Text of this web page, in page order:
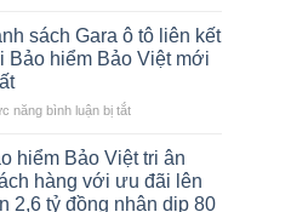
cho
người
đầu
hiểm
thân
vỏ
ô
của
Bảo
hiểm
sách Gara ô tô liên kết
Bảo hiểm Bảo Việt mới
năng bình luận bị tắtở
sách
Gara
ô
hiểm Bảo Việt tri ân
hàng với ưu đãi lên
2,6 tỷ đồng nhân dịp 80